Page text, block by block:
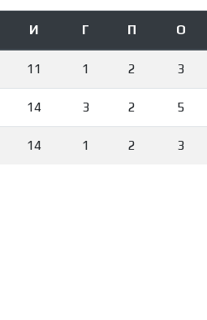
И Г П О
11 1 2 3
14 3 2 5
14 1 2 3